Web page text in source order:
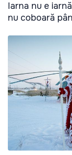
Iarna nu e
nu coboară